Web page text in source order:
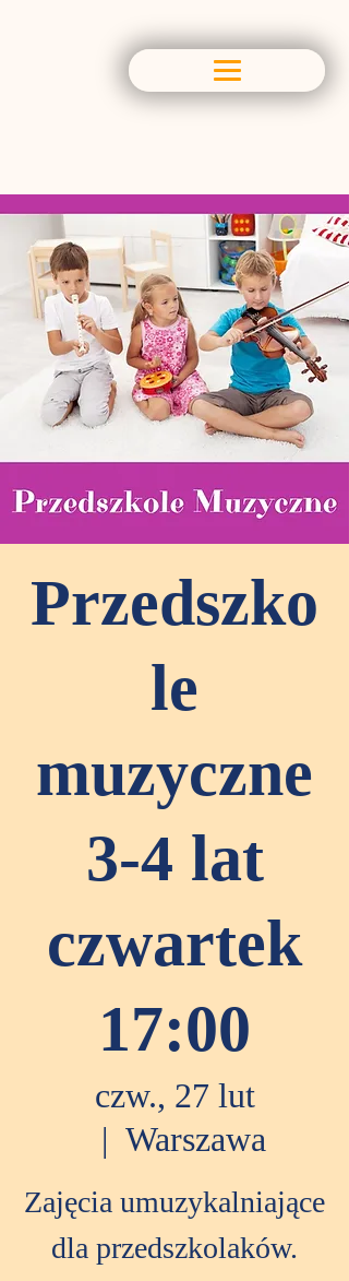
Przedszko
le
muzyczne
3-4 lat
czwartek
17:00
czw., 27 lut
  |
Warszawa
Zajęcia umuzykalniające
dla przedszkolaków.